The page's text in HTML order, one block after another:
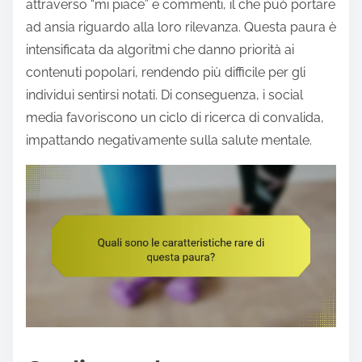
attraverso “mi piace” e commenti, il che può portare
ad ansia riguardo alla loro rilevanza. Questa paura è
intensificata da algoritmi che danno priorità ai
contenuti popolari, rendendo più difficile per gli
individui sentirsi notati. Di conseguenza, i social
media favoriscono un ciclo di ricerca di convalida,
impattando negativamente sulla salute mentale.